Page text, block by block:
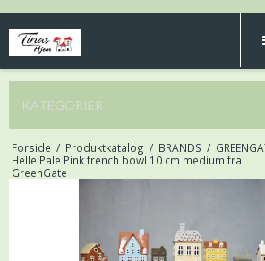
KATEGORIER
Forside / Produktkatalog / BRANDS /
Helle Pale Pink french bowl 10 cm medium fra
GreenGate